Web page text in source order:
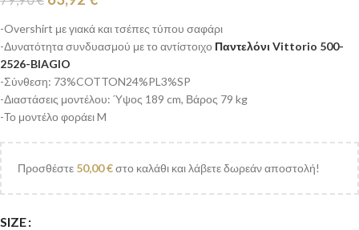
-Overshirt με γιακά και τσέπες τύπου σαφάρι
-Δυνατότητα συνδυασμού με το αντίστοιχο Παντελόνι Vittorio 500-
2526-BIAGIO
-Σύνθεση: 73%COTTON24%PL3%SP
-Διαστάσεις μοντέλου: Ύψος 189 cm, Βάρος 79 kg
-Το μοντέλο φοράει M
Προσθέστε 50,00€στο καλάθι και λάβετε δωρεάν αποστολή!
SIZE